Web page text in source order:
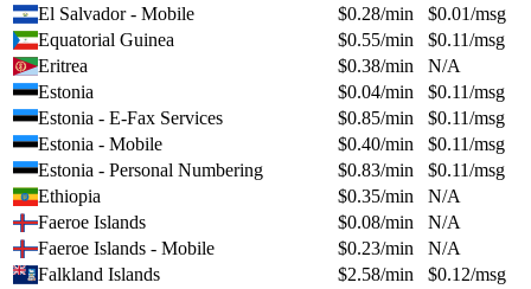
El Salvador - Mobile
$0.28/min $0.01/msg
Equatorial Guinea
$0.55/min $0.11/msg
Eritrea
$0.38/min
N/A
Estonia
$0.04/min $0.11/msg
Estonia - E-Fax Services
$0.85/min $0.11/msg
Estonia - Mobile
$0.40/min $0.11/msg
Estonia - Personal Numbering
$0.83/min $0.11/msg
Ethiopia
$0.35/min
N/A
Faeroe Islands
$0.08/min
N/A
Faeroe Islands - Mobile
$0.23/min
N/A
Falkland Islands
$2.58/min $0.12/msg